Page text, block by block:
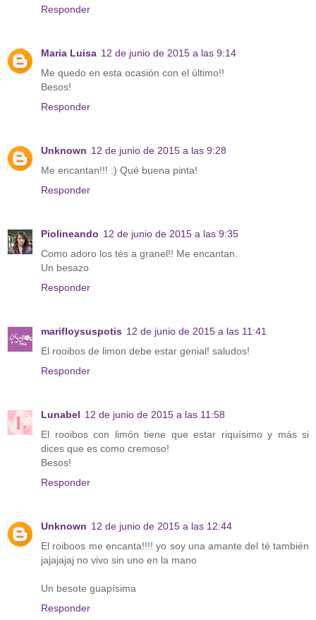
Responder
Maria Luisa 12 de junio de 2015 a las 9:14
Me quedo en esta ocasión con el último!!
Besos!
Responder
Unknown 12 de junio de 2015 a las 9:28
Me encantan!!! :) Qué buena pinta!
Responder
Piolineando 12 de junio de 2015 a las 9:35
Como adoro los tés a granel!! Me encantan.
Un besazo
Responder
marifloysuspotis 12 de junio de 2015 a las 11:41
El rooibos de limon debe estar genial! saludos!
Responder
Lunabel 12 de junio de 2015 a las 11:58
El rooibos con limón tiene que estar riquísimo y más si
dices que es como cremoso!
Besos!
Responder
Unknown 12 de junio de 2015 a las 12:44
El roiboos me encanta!!!! yo soy una amante del té también
jajajajaj no vivo sin uno en la mano
Un besote guapísima
Responder